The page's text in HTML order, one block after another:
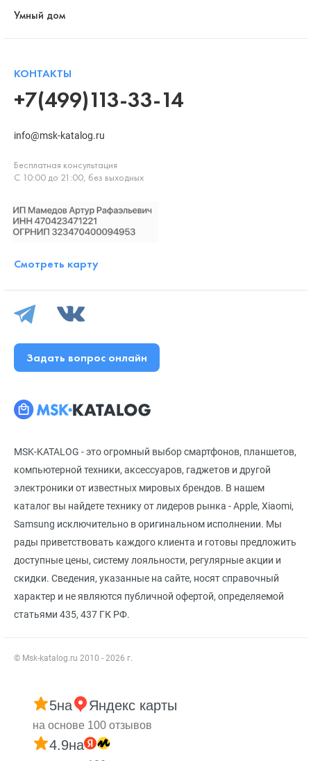
MSK-KATALOG - это огромный выбор смартфонов, планшетов,
компьютерной техники, аксессуаров, гаджетов и другой
электроники от известных мировых брендов. В нашем
каталог вы найдете технику от лидеров рынка - Apple, Xiaomi,
Samsung исключительно в оригинальном исполнении. Мы
рады приветствовать каждого клиента и готовы предложить
доступные цены, систему лояльности, регулярные акции и
скидки. Сведения, указанные на сайте, носят справочный
характер и не являются публичной офертой, определяемой
статьями 435, 437 ГК РФ.
© Msk-katalog.ru 2010 - 2026 г.
Умный дом
КОНТАКТЫ
+7(499)113-33-14
info@msk-katalog.ru
Бесплатная консультация
С 10:00 до 21:00, без выходных
Смотреть карту
Задать вопрос онлайн
5на Яндекс карты
на основе 100 отзывов
4.9на